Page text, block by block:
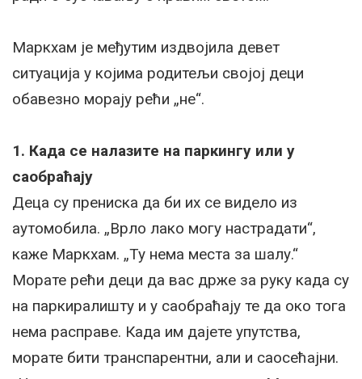
Маркхам је међутим издвојила девет
ситуација у којима родитељи својој деци
обавезно морају рећи „не“.
1. Када се налазите на паркингу или у
саобраћају
Деца су прениска да би их се видело из
аутомобила. „Врло лако могу настрадати“,
каже Маркхам. „Ту нема места за шалу.“
Морате рећи деци да вас држе за руку када су
на паркиралишту и у саобраћају те да око тога
нема расправе. Када им дајете упутства,
морате бити транспарентни, али и саосећајни.